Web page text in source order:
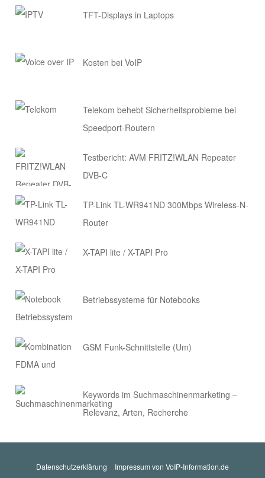
TFT-Displays in Laptops
Kosten bei VoIP
Telekom behebt Sicherheitsprobleme bei
Speedport-Routern
Testbericht: AVM FRITZ!WLAN Repeater
DVB-C
TP-Link TL-WR941ND 300Mbps Wireless-N-
Router
X-TAPI lite / X-TAPI Pro
Betriebssysteme für Notebooks
GSM Funk-Schnittstelle (Um)
Keywords im Suchmaschinenmarketing –
Relevanz, Arten, Recherche
Datenschutzerklärung Impressum von VoIP-Information.de